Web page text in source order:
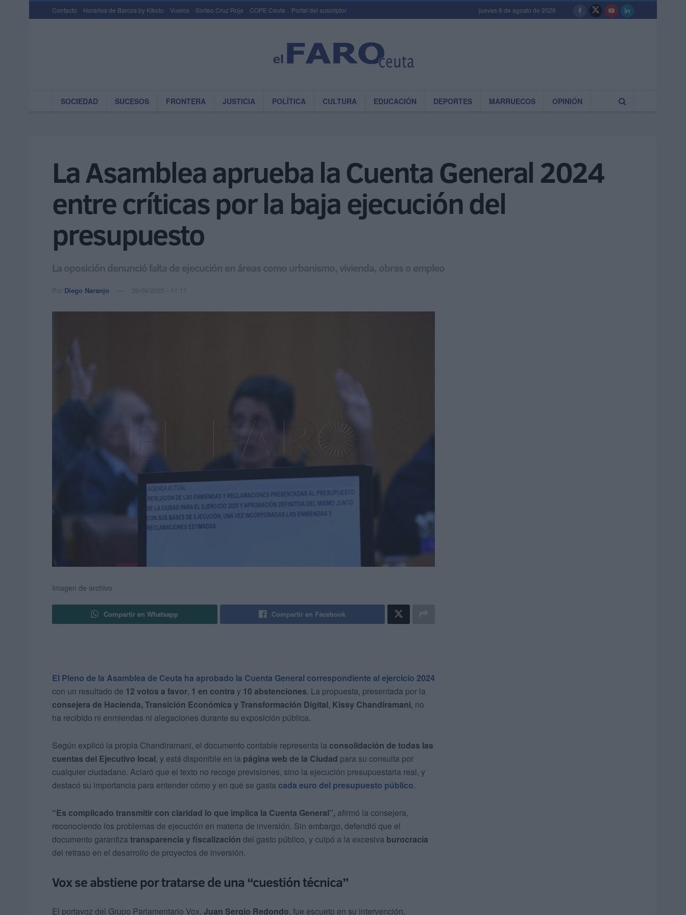
Contacto Horarios de Barcos by Kikoto Vuelos Sorteo Cruz Roja COPE Ceuta Portal del suscriptor jueves 6 de agosto de 2026
SOCIEDAD SUCESOS FRONTERA JUSTICIA POLÍTICA CULTURA EDUCACIÓN DEPORTES MARRUECOS OPINIÓN
La Asamblea aprueba la Cuenta General 2024
entre críticas por la baja ejecución del
presupuesto
La oposición denunció falta de ejecución en áreas como urbanismo, vivienda, obras o empleo
Por Diego Naranjo 29/09/2025 - 11:17
Imagen de archivo
Compartir en Whatsapp Compartir en Facebook
El Pleno de la Asamblea de Ceuta ha aprobado la Cuenta General correspondiente al ejercicio 2024
con un resultado de 12 votos a favor, 1 en contra y 10 abstenciones. La propuesta, presentada por la
consejera de Hacienda, Transición Económica y Transformación Digital, Kissy Chandiramani, no
ha recibido ni enmiendas ni alegaciones durante su exposición pública.
Según explicó la propia Chandiramani, el documento contable representa la consolidación de todas las
cuentas del Ejecutivo local, y está disponible en la página web de la Ciudad para su consulta por
cualquier ciudadano. Aclaró que el texto no recoge previsiones, sino la ejecución presupuestaria real, y
destacó su importancia para entender cómo y en qué se gasta cada euro del presupuesto público.
“Es complicado transmitir con claridad lo que implica la Cuenta General”, afirmó la consejera,
reconociendo los problemas de ejecución en materia de inversión. Sin embargo, defendió que el
documento garantiza transparencia y fiscalización del gasto público, y culpó a la excesiva burocracia
del retraso en el desarrollo de proyectos de inversión.
Vox se abstiene por tratarse de una “cuestión técnica”
El portavoz del Grupo Parlamentario Vox, Juan Sergio Redondo, fue escueto en su intervención,